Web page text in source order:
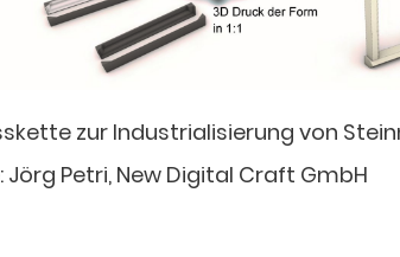
zur Industrialisierung von
Jörg Petri, New Digital Craft GmbH